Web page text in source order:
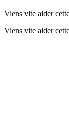
Viens vite aider
Viens vite aider